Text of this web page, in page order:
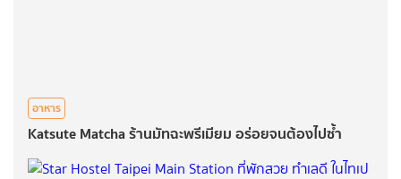
อาหาร
Katsute Matcha ร้านมัทฉะพรีเมียม อร่อยจนต้องไปซ้ำ